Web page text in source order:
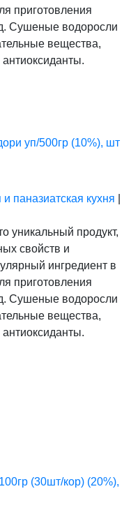
приготовления
Сушеные водоросли
вещества,
уп/500гр (10%), шт
паназиатская кухня
уникальный продукт,
свойств и
ингредиент в
приготовления
Сушеные водоросли
вещества,
(30шт/кор) (20%),